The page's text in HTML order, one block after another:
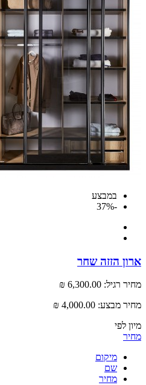
במבצע
הזזה שחר
רגיל: 6,300.00 ₪
מבצע: 4,000.00 ₪
מיקום
שם
מחיר